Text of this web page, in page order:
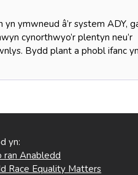
ymwneud â’r system ADY,
cynorthwyo’r plentyn neu’r
Bydd plant a phobl ifanc yn
yn:
ran Anabledd
Race Equality Matters